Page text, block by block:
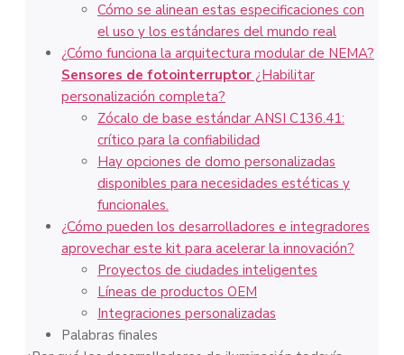
Cómo se alinean estas especificaciones con
el uso y los estándares del mundo real
¿Cómo funciona la arquitectura modular de NEMA?
Sensores de fotointerruptor ¿Habilitar
personalización completa?
Zócalo de base estándar ANSI C136.41:
crítico para la confiabilidad
Hay opciones de domo personalizadas
disponibles para necesidades estéticas y
funcionales.
¿Cómo pueden los desarrolladores e integradores
aprovechar este kit para acelerar la innovación?
Proyectos de ciudades inteligentes
Líneas de productos OEM
Integraciones personalizadas
Palabras finales